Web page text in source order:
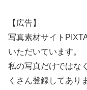
【広告】
写真素材サイト
いただいています。
私の写真だけではな
くさん登録してあり